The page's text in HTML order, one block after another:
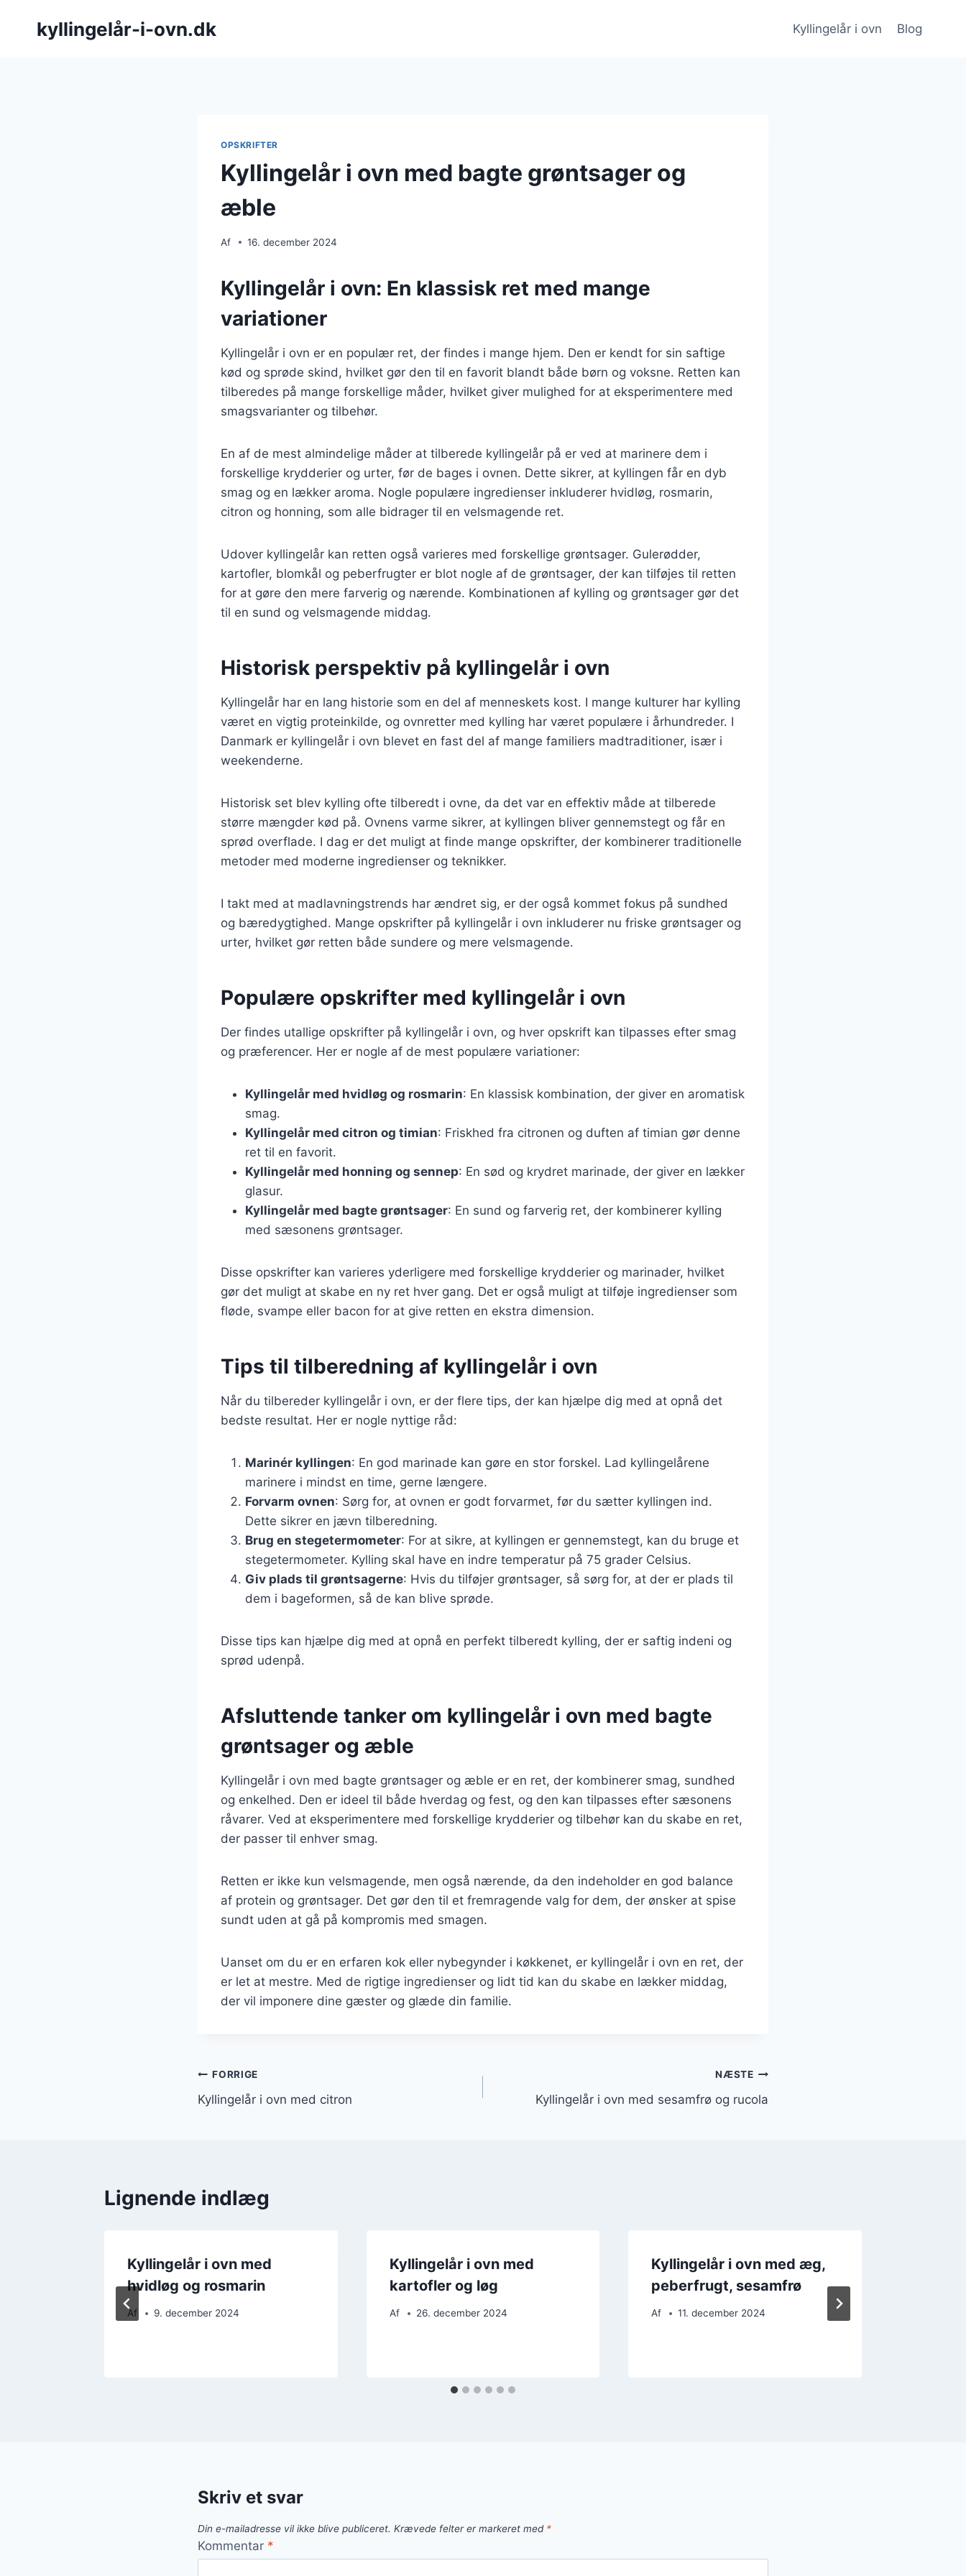
kyllingelår-i-ovn.dk Kyllingelår i ovn Blog
OPSKRIFTER
Kyllingelår i ovn med bagte grøntsager og
æble
Af 16. december 2024
Kyllingelår i ovn: En klassisk ret med mange
variationer
Kyllingelår i ovn er en populær ret, der findes i mange hjem. Den er kendt for sin saftige
kød og sprøde skind, hvilket gør den til en favorit blandt både børn og voksne. Retten kan
tilberedes på mange forskellige måder, hvilket giver mulighed for at eksperimentere med
smagsvarianter og tilbehør.
En af de mest almindelige måder at tilberede kyllingelår på er ved at marinere dem i
forskellige krydderier og urter, før de bages i ovnen. Dette sikrer, at kyllingen får en dyb
smag og en lækker aroma. Nogle populære ingredienser inkluderer hvidløg, rosmarin,
citron og honning, som alle bidrager til en velsmagende ret.
Udover kyllingelår kan retten også varieres med forskellige grøntsager. Gulerødder,
kartofler, blomkål og peberfrugter er blot nogle af de grøntsager, der kan tilføjes til retten
for at gøre den mere farverig og nærende. Kombinationen af kylling og grøntsager gør det
til en sund og velsmagende middag.
Historisk perspektiv på kyllingelår i ovn
Kyllingelår har en lang historie som en del af menneskets kost. I mange kulturer har kylling
været en vigtig proteinkilde, og ovnretter med kylling har været populære i århundreder. I
Danmark er kyllingelår i ovn blevet en fast del af mange familiers madtraditioner, især i
weekenderne.
Historisk set blev kylling ofte tilberedt i ovne, da det var en effektiv måde at tilberede
større mængder kød på. Ovnens varme sikrer, at kyllingen bliver gennemstegt og får en
sprød overflade. I dag er det muligt at finde mange opskrifter, der kombinerer traditionelle
metoder med moderne ingredienser og teknikker.
I takt med at madlavningstrends har ændret sig, er der også kommet fokus på sundhed
og bæredygtighed. Mange opskrifter på kyllingelår i ovn inkluderer nu friske grøntsager og
urter, hvilket gør retten både sundere og mere velsmagende.
Populære opskrifter med kyllingelår i ovn
Der findes utallige opskrifter på kyllingelår i ovn, og hver opskrift kan tilpasses efter smag
og præferencer. Her er nogle af de mest populære variationer:
Kyllingelår med hvidløg og rosmarin: En klassisk kombination, der giver en aromatisk
smag.
Kyllingelår med citron og timian: Friskhed fra citronen og duften af timian gør denne
ret til en favorit.
Kyllingelår med honning og sennep: En sød og krydret marinade, der giver en lækker
glasur.
Kyllingelår med bagte grøntsager: En sund og farverig ret, der kombinerer kylling
med sæsonens grøntsager.
Disse opskrifter kan varieres yderligere med forskellige krydderier og marinader, hvilket
gør det muligt at skabe en ny ret hver gang. Det er også muligt at tilføje ingredienser som
fløde, svampe eller bacon for at give retten en ekstra dimension.
Tips til tilberedning af kyllingelår i ovn
Når du tilbereder kyllingelår i ovn, er der flere tips, der kan hjælpe dig med at opnå det
bedste resultat. Her er nogle nyttige råd:
Marinér kyllingen: En god marinade kan gøre en stor forskel. Lad kyllingelårene
marinere i mindst en time, gerne længere.
Forvarm ovnen: Sørg for, at ovnen er godt forvarmet, før du sætter kyllingen ind.
Dette sikrer en jævn tilberedning.
Brug en stegetermometer: For at sikre, at kyllingen er gennemstegt, kan du bruge et
stegetermometer. Kylling skal have en indre temperatur på 75 grader Celsius.
Giv plads til grøntsagerne: Hvis du tilføjer grøntsager, så sørg for, at der er plads til
dem i bageformen, så de kan blive sprøde.
Disse tips kan hjælpe dig med at opnå en perfekt tilberedt kylling, der er saftig indeni og
sprød udenpå.
Afsluttende tanker om kyllingelår i ovn med bagte
grøntsager og æble
Kyllingelår i ovn med bagte grøntsager og æble er en ret, der kombinerer smag, sundhed
og enkelhed. Den er ideel til både hverdag og fest, og den kan tilpasses efter sæsonens
råvarer. Ved at eksperimentere med forskellige krydderier og tilbehør kan du skabe en ret,
der passer til enhver smag.
Retten er ikke kun velsmagende, men også nærende, da den indeholder en god balance
af protein og grøntsager. Det gør den til et fremragende valg for dem, der ønsker at spise
sundt uden at gå på kompromis med smagen.
Uanset om du er en erfaren kok eller nybegynder i køkkenet, er kyllingelår i ovn en ret, der
er let at mestre. Med de rigtige ingredienser og lidt tid kan du skabe en lækker middag,
der vil imponere dine gæster og glæde din familie.
Indlægsnavigation
FORRIGE
Kyllingelår i ovn med citron
NÆSTE
Kyllingelår i ovn med sesamfrø og rucola
Lignende indlæg
Kyllingelår i ovn med
hvidløg og rosmarin
Af 9. december 2024
Kyllingelår i ovn med
kartofler og løg
Af 26. december 2024
Kyllingelår i ovn med æg,
peberfrugt, sesamfrø
Af 11. december 2024
Skriv et svar
Din e-mailadresse vil ikke blive publiceret. Krævede felter er markeret med *
Kommentar *